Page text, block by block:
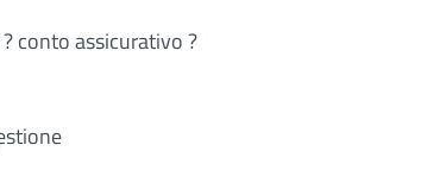
conto assicurativo ?